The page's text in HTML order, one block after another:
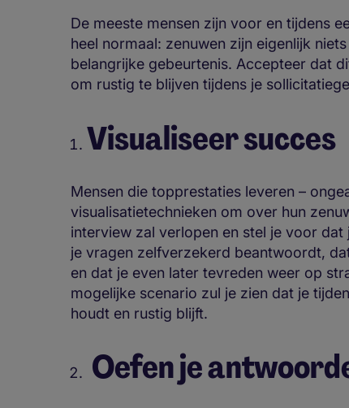
De meeste mensen zijn voor en tijdens
heel normaal: zenuwen zijn eigenlijk
belangrijke gebeurtenis. Accepteer dat
om rustig te blijven tijdens je
Visualiseer succes
Mensen die topprestaties leveren –
visualisatietechnieken om over hun
interview zal verlopen en stel je voor
je vragen zelfverzekerd beantwoordt,
en dat je even later tevreden weer op
mogelijke scenario zul je zien dat je
houdt en rustig blijft.
Oefen je